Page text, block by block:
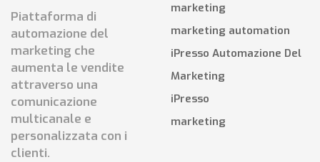
Piattaforma di
automazione del
marketing che
aumenta le vendite
attraverso una
comunicazione
multicanale e
personalizzata con i
clienti.
marketing
marketing automation
iPresso Automazione Del
Marketing
iPresso
marketing